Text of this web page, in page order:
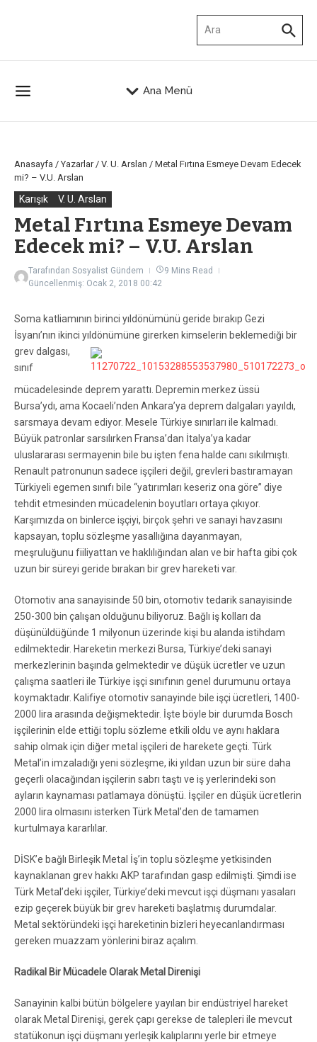
Ana Menü
Anasayfa /Yazarlar/ V. U. Arslan / Metal Fırtına Esmeye Devam Edecek
mi? – V.U. Arslan
Karışık V. U. Arslan
Metal Fırtına Esmeye Devam
Edecek mi? – V.U. Arslan
Tarafından Sosyalist Gündem
9 Mins Read
Güncellenmiş: Ocak 2, 2018 00:42
Soma katliamının birinci yıldönümünü geride bırakıp Gezi
İsyanı’nın ikinci yıldönümüne girerken kimselerin beklemediği bir
grev dalgası,
sınıf
mücadelesinde deprem yarattı. Depremin merkez üssü
Bursa’ydı, ama Kocaeli’nden Ankara’ya deprem dalgaları yayıldı,
sarsmaya devam ediyor. Mesele Türkiye sınırları ile kalmadı.
Büyük patronlar sarsılırken Fransa’dan İtalya’ya kadar
uluslararası sermayenin bile bu işten fena halde canı sıkılmıştı.
Renault patronunun sadece işçileri değil, grevleri bastıramayan
Türkiyeli egemen sınıfı bile “yatırımları keseriz ona göre” diye
tehdit etmesinden mücadelenin boyutları ortaya çıkıyor.
Karşımızda on binlerce işçiyi, birçok şehri ve sanayi havzasını
kapsayan, toplu sözleşme yasallığına dayanmayan,
meşruluğunu fiiliyattan ve haklılığından alan ve bir hafta gibi çok
uzun bir süreyi geride bırakan bir grev hareketi var.
Otomotiv ana sanayisinde 50 bin, otomotiv tedarik sanayisinde
250-300 bin çalışan olduğunu biliyoruz. Bağlı iş kolları da
düşünüldüğünde 1 milyonun üzerinde kişi bu alanda istihdam
edilmektedir. Hareketin merkezi Bursa, Türkiye’deki sanayi
merkezlerinin başında gelmektedir ve düşük ücretler ve uzun
çalışma saatleri ile Türkiye işçi sınıfının genel durumunu ortaya
koymaktadır. Kalifiye otomotiv sanayinde bile işçi ücretleri, 1400-
2000 lira arasında değişmektedir. İşte böyle bir durumda Bosch
işçilerinin elde ettiği toplu sözleme etkili oldu ve aynı haklara
sahip olmak için diğer metal işçileri de harekete geçti. Türk
Metal’in imzaladığı yeni sözleşme, iki yıldan uzun bir süre daha
geçerli olacağından işçilerin sabrı taştı ve iş yerlerindeki son
ayların kaynaması patlamaya dönüştü. İşçiler en düşük ücretlerin
2000 lira olmasını isterken Türk Metal’den de tamamen
kurtulmaya kararlılar.
DİSK’e bağlı Birleşik Metal İş’in toplu sözleşme yetkisinden
kaynaklanan grev hakkı AKP tarafından gasp edilmişti. Şimdi ise
Türk Metal’deki işçiler, Türkiye’deki mevcut işçi düşmanı yasaları
ezip geçerek büyük bir grev hareketi başlatmış durumdalar.
Metal sektöründeki işçi hareketinin bizleri heyecanlandırması
gereken muazzam yönlerini biraz açalım.
Radikal Bir Mücadele Olarak Metal Direnişi
Sanayinin kalbi bütün bölgelere yayılan bir endüstriyel hareket
olarak Metal Direnişi, gerek çapı gerekse de talepleri ile mevcut
statükonun işçi düşmanı yerleşik kalıplarını yerle bir etmeye